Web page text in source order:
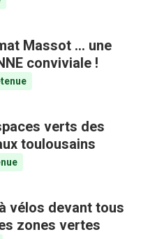
Massot ... une
conviviale !
verts des
toulousains
vélos devant tous
zones vertes